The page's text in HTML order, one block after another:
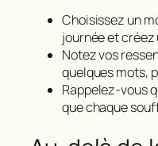
Choisissez un
journée et créez
Notez vos
quelques mots,
Rappelez-vous
que chaque